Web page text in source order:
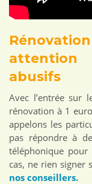
abusifs
Avec l’entrée sur
rénovation à 1
appelons les
pas répondre à
téléphonique
cas, ne rien signer
nos conseillers.